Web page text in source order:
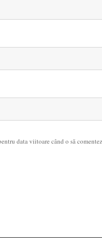
data viitoare când o să